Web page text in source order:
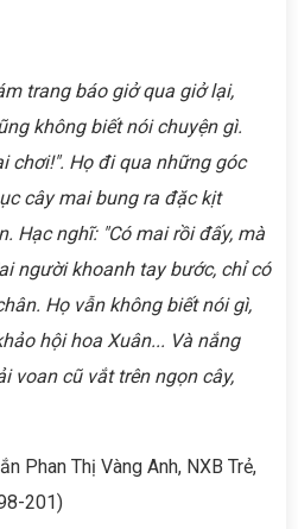
trang báo giở qua giở lại,
không biết nói chuyện gì.
chơi!". Họ đi qua những góc
cây mai bung ra đặc kịt
Hạc nghĩ: "Có mai rồi đấy, mà
người khoanh tay bước, chỉ có
Họ vẫn không biết nói gì,
hội hoa Xuân... Và nắng
voan cũ vắt trên ngọn cây,
Thị Vàng Anh, NXB Trẻ,
201)